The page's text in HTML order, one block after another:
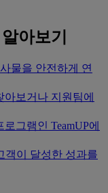
아보기
물을 안전하게 연
아보거나 지원팀에
그램인 TeamUP에
객이 달성한 성과를